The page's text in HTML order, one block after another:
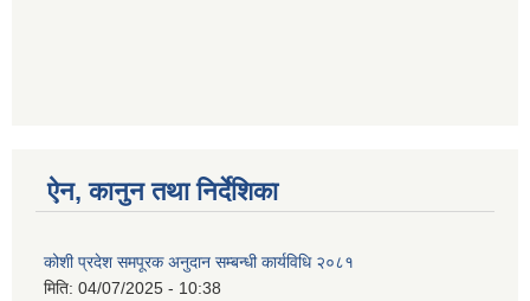
ऐन, कानुन तथा निर्देशिका
कोशी प्रदेश समपूरक अनुदान सम्बन्धी कार्यविधि २०८१
मिति: 04/07/2025 - 10:38